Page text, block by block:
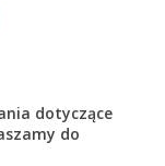
dotyczące
do